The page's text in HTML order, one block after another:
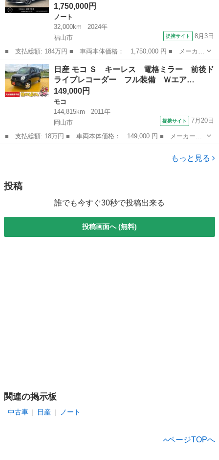
1,750,000円
ノート
32,000km
2024年
福山市
提携サイト 8月3日
■ 支払総額: 184万円 ■ 車両本体価格： 1,750,000 円 ■ メーカー
名： 日産 ■ 車種名： ノート ■ グレード名： Ｘ 日産純正９
インチモニターナビゲーション フルセグＴＶ プロパイロット ツ
インドライ...
広島 福山市 ノート
日産 モコ Ｓ キーレス 電格ミラー 前後ド
ライブレコーダー フル装備 Ｗエア…
149,000円
モコ
144,815km
2011年
岡山市
提携サイト 7月20日
■ 支払総額: 18万円 ■ 車両本体価格： 149,000 円 ■ メーカー
名： 日産 ■ 車種名： モコ ■ グレード名： Ｓ キーレス 電
格ミラー 前後ドライブレコーダー フル装備 Ｗエアバッグ ベン
もっと見る
投稿
誰でも今すぐ30秒で投稿出来る
投稿画面へ (無料)
関連の掲示板
中古車 日産 ノート
ページTOPへ